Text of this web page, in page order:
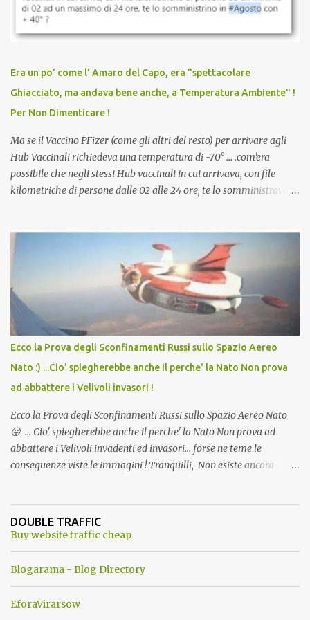
vaccinato, nessuno aveva prima cercato di farti sentire una
persona cattiva. Non avevamo mai visto un vaccino che minacci le
vaccino usato per minacciare i mezzi di sussistenza, il lavoro o la
scuola. Non avevamo mai visto un vaccino che permettesse a un
dodicenne di ignorare il consenso dei genitori. Dopo tutti i vaccini
che abbiamo elencato sopra...
Era un po' come l' Amaro del Capo, era "spettacolare
Ghiacciato, ma andava bene anche, a Temperatura Ambiente" !
Per Non Dimenticare !
Ma se il Vaccino PFizer (come gli altri del resto) per arrivare agli
Hub Vaccinali richiedeva una temperatura di -70° ... .com'era
possibile che negli stessi Hub vaccinali in cui arrivava, con file
kilometriche di persone dalle 02 alle 24 ore, te lo somministravano
Vaccino come: l' Amaro del Capo, era "spettacolare Ghiacciato, ma
andava bene anche, a Temperatura Ambiente"! Riproponiamo
l'articolo per NON Dimenticare!
Ecco la Prova degli Sconfinamenti Russi sullo Spazio Aereo
Nato :) ...Cio' spiegherebbe anche il perche' la Nato Non prova
ad abbattere i Velivoli invasori !
Ecco la Prova degli Sconfinamenti Russi sullo Spazio Aereo Nato
😛 ... Cio' spiegherebbe anche il perche' la Nato Non prova ad
abbattere i Velivoli invadenti ed invasori... forse ne teme le
conseguenze viste le immagini ! Tranquilli, Non esiste ancora
ancora una fantasia Nato o forse una "False Flag", per provocare
una guerra mondiale che difficilmente da menti sane, potrebbe
DOUBLE TRAFFIC
Buy website traffic cheap
Blogarama - Blog Directory
EforaVirarsow